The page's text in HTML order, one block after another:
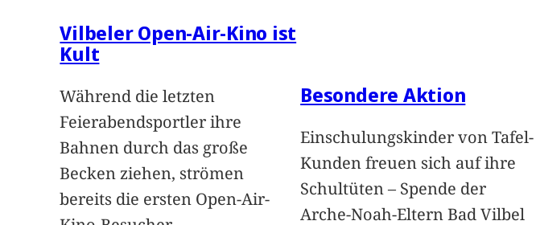
Vilbeler Open-Air-Kino ist
Kult
Während die letzten
Feierabendsportler ihre
Bahnen durch das große
Becken ziehen, strömen
bereits die ersten Open-Air-
Besondere Aktion
Einschulungskinder von Tafel-
Kunden freuen sich auf ihre
Schultüten – Spende der
Arche-Noah-Eltern Bad Vilbel